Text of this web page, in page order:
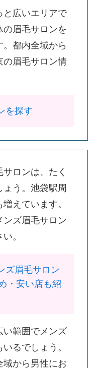
と広いエリアで
の眉毛サロンを
。都内全域から
の眉毛サロン情
を探す
ロンは、たく
う。池袋駅周
えています。
ンズ眉毛サロン
。
ズ眉毛サロン
・安い店も紹
い範囲でメンズ
るでしょう。
域から男性にお